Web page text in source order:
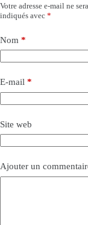
Votre adresse e-mail ne
indiqués avec *
Nom *
E-mail *
Site web
Ajouter un